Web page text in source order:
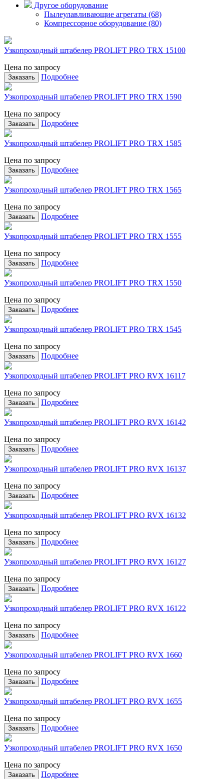
Другое оборудование
Пылеулавливающие агрегаты (68)
Компрессорное оборудование (80)
Узкопроходный штабелер PROLIFT PRO TRX 15100
Цена по запросу
Заказать Подробнее
Узкопроходный штабелер PROLIFT PRO TRX 1590
Цена по запросу
Заказать Подробнее
Узкопроходный штабелер PROLIFT PRO TRX 1585
Цена по запросу
Заказать Подробнее
Узкопроходный штабелер PROLIFT PRO TRX 1565
Цена по запросу
Заказать Подробнее
Узкопроходный штабелер PROLIFT PRO TRX 1555
Цена по запросу
Заказать Подробнее
Узкопроходный штабелер PROLIFT PRO TRX 1550
Цена по запросу
Заказать Подробнее
Узкопроходный штабелер PROLIFT PRO TRX 1545
Цена по запросу
Заказать Подробнее
Узкопроходный штабелер PROLIFT PRO RVX 16117
Цена по запросу
Заказать Подробнее
Узкопроходный штабелер PROLIFT PRO RVX 16142
Цена по запросу
Заказать Подробнее
Узкопроходный штабелер PROLIFT PRO RVX 16137
Цена по запросу
Заказать Подробнее
Узкопроходный штабелер PROLIFT PRO RVX 16132
Цена по запросу
Заказать Подробнее
Узкопроходный штабелер PROLIFT PRO RVX 16127
Цена по запросу
Заказать Подробнее
Узкопроходный штабелер PROLIFT PRO RVX 16122
Цена по запросу
Заказать Подробнее
Узкопроходный штабелер PROLIFT PRO RVX 1660
Цена по запросу
Заказать Подробнее
Узкопроходный штабелер PROLIFT PRO RVX 1655
Цена по запросу
Заказать Подробнее
Узкопроходный штабелер PROLIFT PRO RVX 1650
Цена по запросу
Заказать Подробнее